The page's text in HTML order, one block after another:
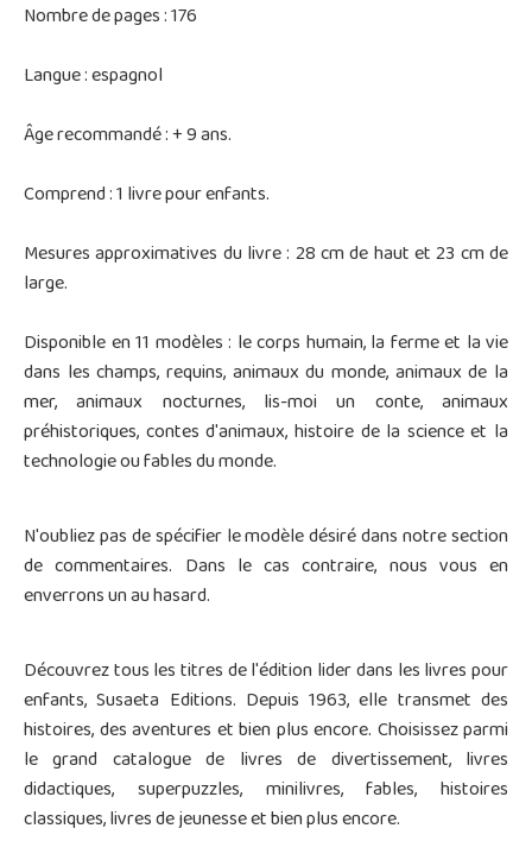
Nombre de pages : 176
Langue : espagnol
Âge recommandé : + 9 ans.
Comprend : 1 livre pour enfants.
Mesures approximatives du livre : 28 cm de haut et 23 cm de
large.
Disponible en 11 modèles : le corps humain, la ferme et la vie
dans les champs, requins, animaux du monde, animaux de la
mer, animaux nocturnes, lis-moi un conte, animaux
préhistoriques, contes d'animaux, histoire de la science et la
technologie ou fables du monde.
N'oubliez pas de spécifier le modèle désiré dans notre section
de commentaires. Dans le cas contraire, nous vous en
enverrons un au hasard.
Découvrez tous les titres de l'édition lider dans les livres pour
enfants, Susaeta Editions. Depuis 1963, elle transmet des
histoires, des aventures et bien plus encore. Choisissez parmi
le grand catalogue de livres de divertissement, livres
didactiques, superpuzzles, minilivres, fables, histoires
classiques, livres de jeunesse et bien plus encore.